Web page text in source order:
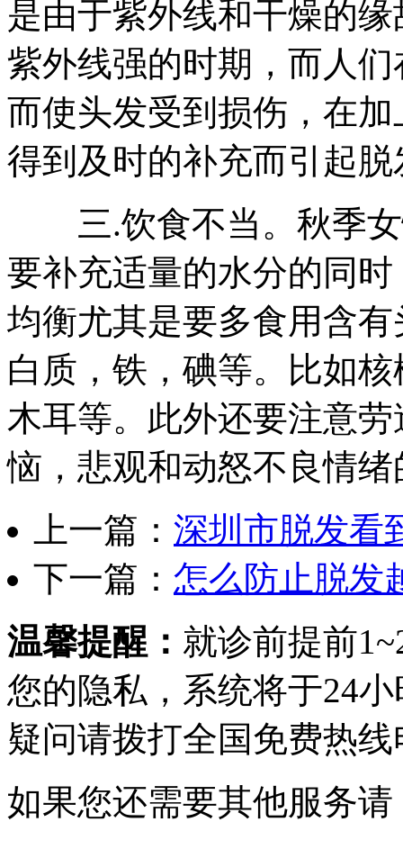
是由于紫外线和干燥的
紫外线强的时期，而人
而使头发受到损伤，在
得到及时的补充而引起脱
三.饮食不当。秋季女
要补充适量的水分的同
均衡尤其是要多食用含
白质，铁，碘等。比如
木耳等。此外还要注意
恼，悲观和动怒不良情
上一篇： 深圳市脱发看
下一篇： 怎么防止脱发
温馨提醒： 就诊前提前
您的隐私，系统将于24
疑问请拨打全国免费热线
如果您还需要其他服务